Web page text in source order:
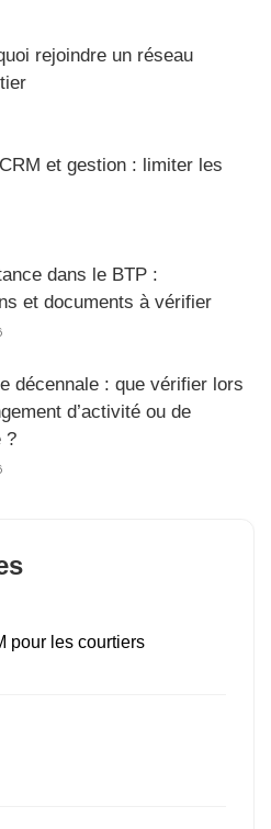
rejoindre un réseau
et gestion : limiter les
dans le BTP :
et documents à vérifier
décennale : que vérifier lors
d’activité ou de
?
pour les courtiers